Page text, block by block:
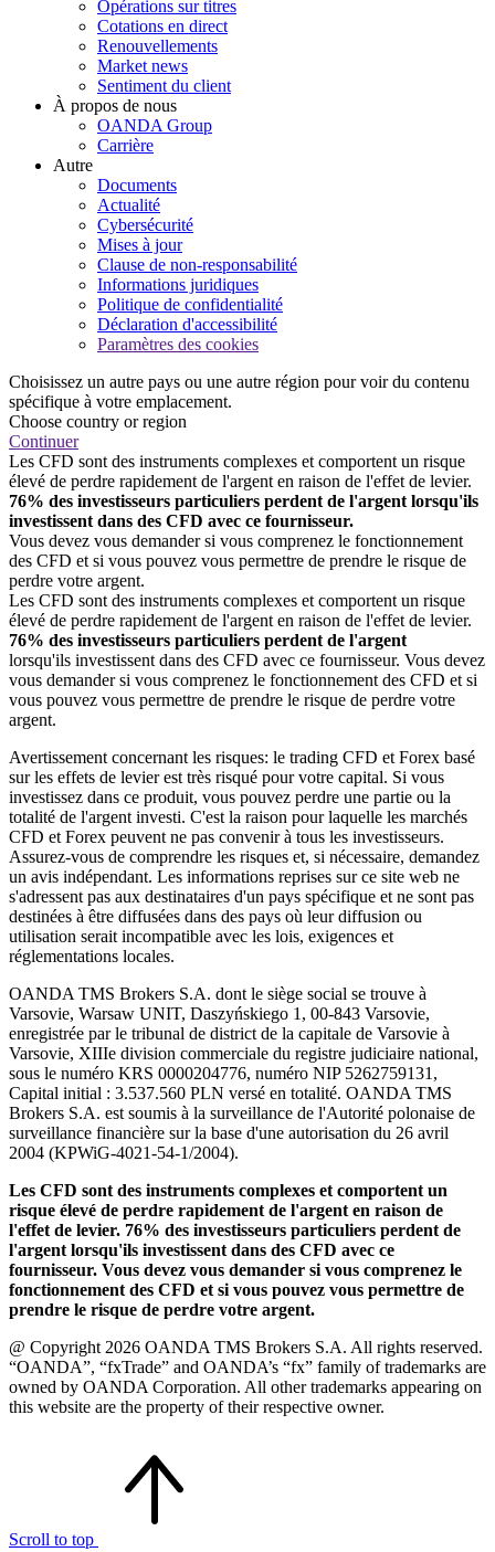
Opérations sur titres
Cotations en direct
Renouvellements
Market news
Sentiment du client
À propos de nous
OANDA Group
Carrière
Autre
Documents
Actualité
Cybersécurité
Mises à jour
Clause de non-responsabilité
Informations juridiques
Politique de confidentialité
Déclaration d'accessibilité
Paramètres des cookies
Choisissez un autre pays ou une autre région pour voir du contenu
spécifique à votre emplacement.
Choose country or region
Continuer
Les CFD sont des instruments complexes et comportent un risque
élevé de perdre rapidement de l'argent en raison de l'effet de levier.
76% des investisseurs particuliers perdent de l'argent lorsqu'ils
investissent dans des CFD avec ce fournisseur.
Vous devez vous demander si vous comprenez le fonctionnement
des CFD et si vous pouvez vous permettre de prendre le risque de
perdre votre argent.
Les CFD sont des instruments complexes et comportent un risque
élevé de perdre rapidement de l'argent en raison de l'effet de levier.
76% des investisseurs particuliers perdent de l'argent
lorsqu'ils investissent dans des CFD avec ce fournisseur. Vous devez
vous demander si vous comprenez le fonctionnement des CFD et si
vous pouvez vous permettre de prendre le risque de perdre votre
argent.
Avertissement concernant les risques: le trading CFD et Forex basé
sur les effets de levier est très risqué pour votre capital. Si vous
investissez dans ce produit, vous pouvez perdre une partie ou la
totalité de l'argent investi. C'est la raison pour laquelle les marchés
CFD et Forex peuvent ne pas convenir à tous les investisseurs.
Assurez-vous de comprendre les risques et, si nécessaire, demandez
un avis indépendant. Les informations reprises sur ce site web ne
s'adressent pas aux destinataires d'un pays spécifique et ne sont pas
destinées à être diffusées dans des pays où leur diffusion ou
utilisation serait incompatible avec les lois, exigences et
réglementations locales.
OANDA TMS Brokers S.A. dont le siège social se trouve à
Varsovie, Warsaw UNIT, Daszyńskiego 1, 00-843 Varsovie,
enregistrée par le tribunal de district de la capitale de Varsovie à
Varsovie, XIIIe division commerciale du registre judiciaire national,
sous le numéro KRS 0000204776, numéro NIP 5262759131,
Capital initial : 3.537.560 PLN versé en totalité. OANDA TMS
Brokers S.A. est soumis à la surveillance de l'Autorité polonaise de
surveillance financière sur la base d'une autorisation du 26 avril
2004 (KPWiG-4021-54-1/2004).
Les CFD sont des instruments complexes et comportent un
risque élevé de perdre rapidement de l'argent en raison de
l'effet de levier. 76% des investisseurs particuliers perdent de
l'argent lorsqu'ils investissent dans des CFD avec ce
fournisseur. Vous devez vous demander si vous comprenez le
fonctionnement des CFD et si vous pouvez vous permettre de
prendre le risque de perdre votre argent.
@ Copyright 2026 OANDA TMS Brokers S.A. All rights reserved.
“OANDA”, “fxTrade” and OANDA’s “fx” family of trademarks are
owned by OANDA Corporation. All other trademarks appearing on
this website are the property of their respective owner.
Scroll to top